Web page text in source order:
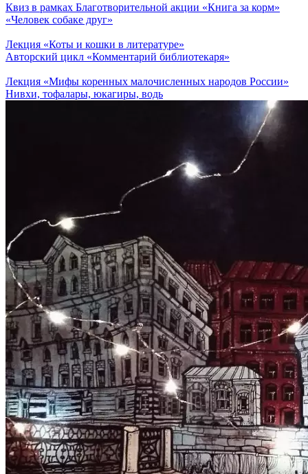
Квиз в рамках Благотворительной акции «Книга за корм»
«Человек собаке друг»
Лекция «Коты и кошки в литературе»
Авторский цикл «Комментарий библиотекаря»
Лекция «Мифы коренных малочисленных народов России»
Нивхи, тофалары, юкагиры, водь